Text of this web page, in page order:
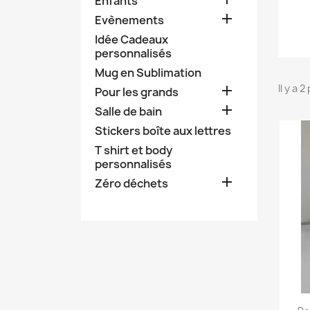
Evènements 
Idée Cadeaux
personnalisés
Mug en Sublimation
Pour les grands

Salle de bain 
Stickers boîte aux lettres
T shirt et body
personnalisés
Zéro déchets

Il y a